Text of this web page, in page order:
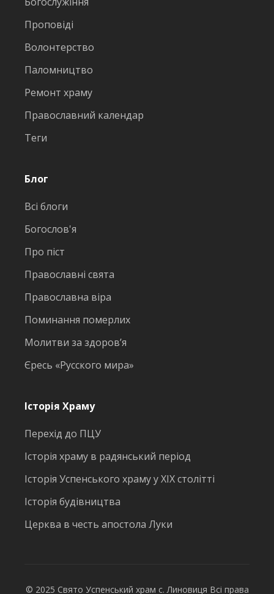
Проповіді
Волонтерство
Паломництво
Ремонт храму
Православний календар
Теги
Блог
Всі блоги
Богослов'я
Про піст
Православні свята
Православна віра
Поминання померлих
Молитви за здоров’я
Єресь «Русского мира»
Історія Храму
Перехід до ПЦУ
Історія храму в радянський період
Історія Успенського храму у ХІХ столітті
Історія будівництва
Церква в честь апостола Луки
© 2025 Свято Успенський храм с. Линовиця Всі права